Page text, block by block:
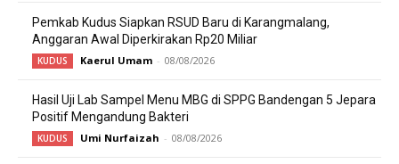
Pemkab Kudus Siapkan RSUD Baru di Karangmalang,
Anggaran Awal Diperkirakan Rp20 Miliar
KUDUS Kaerul Umam - 08/08/2026
Hasil Uji Lab Sampel Menu MBG di SPPG Bandengan 5 Jepara
Positif Mengandung Bakteri
KUDUS Umi Nurfaizah - 08/08/2026